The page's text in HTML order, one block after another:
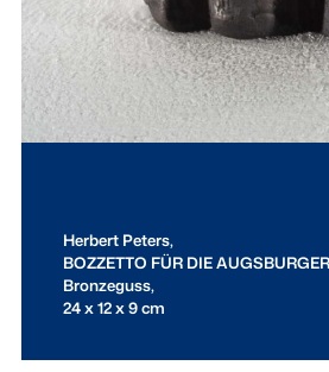
Herbert Peters,
BOZZETTO FÜR DIE
Bronzeguss,
24 x 12 x 9 cm